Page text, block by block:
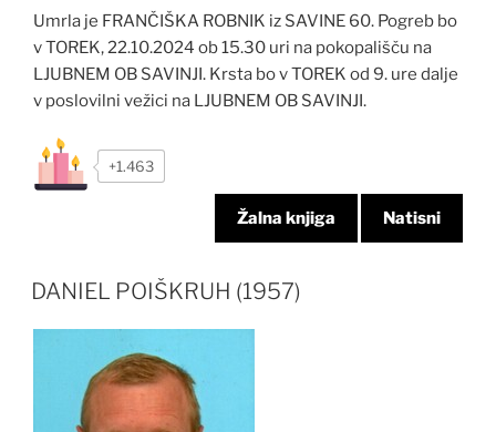
Umrla je FRANČIŠKA ROBNIK iz SAVINE 60. Pogreb bo
v TOREK, 22.10.2024 ob 15.30 uri na pokopališču na
LJUBNEM OB SAVINJI. Krsta bo v TOREK od 9. ure dalje
v poslovilni vežici na LJUBNEM OB SAVINJI.
+1.463
Žalna knjiga Natisni
DANIEL POIŠKRUH (1957)